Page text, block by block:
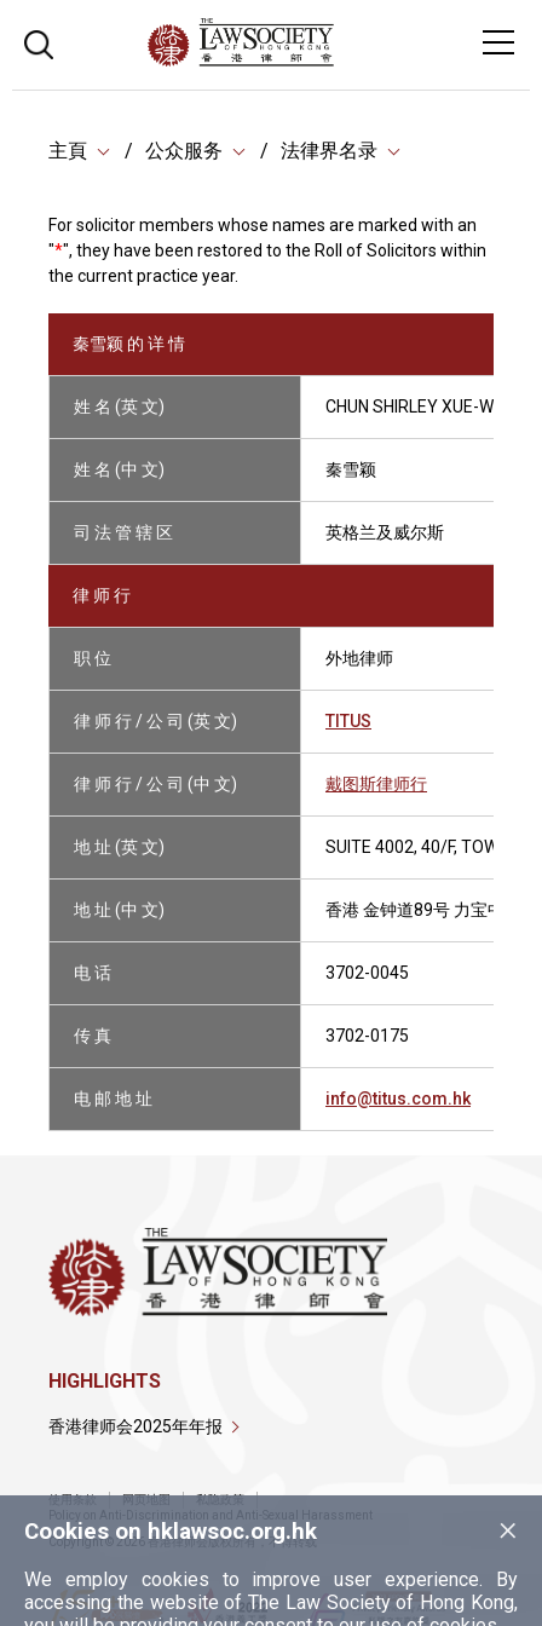
主頁 公众服务 法律界名录
For solicitor members whose names are marked with an
"*", they have been restored to the Roll of Solicitors within
the current practice year.
秦雪颖 的 详 情
姓 名 (英 文) CHUN SHIRLEY XUE-WING
姓 名 (中 文) 秦雪颖
司 法 管 辖 区 英格兰及威尔斯
律 师 行
职 位 外地律师
律 师 行 / 公 司 (英 文) TITUS
律 师 行 / 公 司 (中 文) 戴图斯律师行
地 址 (英 文) SUITE 4002, 40/F, TOWER 1,
地 址 (中 文) 香港 金钟道89号 力宝中心1
电 话 3702-0045
传 真 3702-0175
电 邮 地 址 info@titus.com.hk
×
Cookies on hklawsoc.org.hk
We employ cookies to improve user experience. By
accessing the website of The Law Society of Hong Kong,
HIGHLIGHTS
香港律师会2025年年报
使用条款 网页地图
私隐政策
Policy on Anti-Discrimination and Anti-Sexual Harassment
Copyright © 2026 香港律师会版权所有，不得转载